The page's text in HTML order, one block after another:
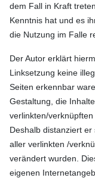
dem Fall in Kraft
Kenntnis hat und es
die Nutzung im Falle
Der Autor erklärt
Linksetzung keine
Seiten erkennbar
Gestaltung, die
verlinkten/
Deshalb distanziert
aller verlinkten /
verändert wurden.
eigenen